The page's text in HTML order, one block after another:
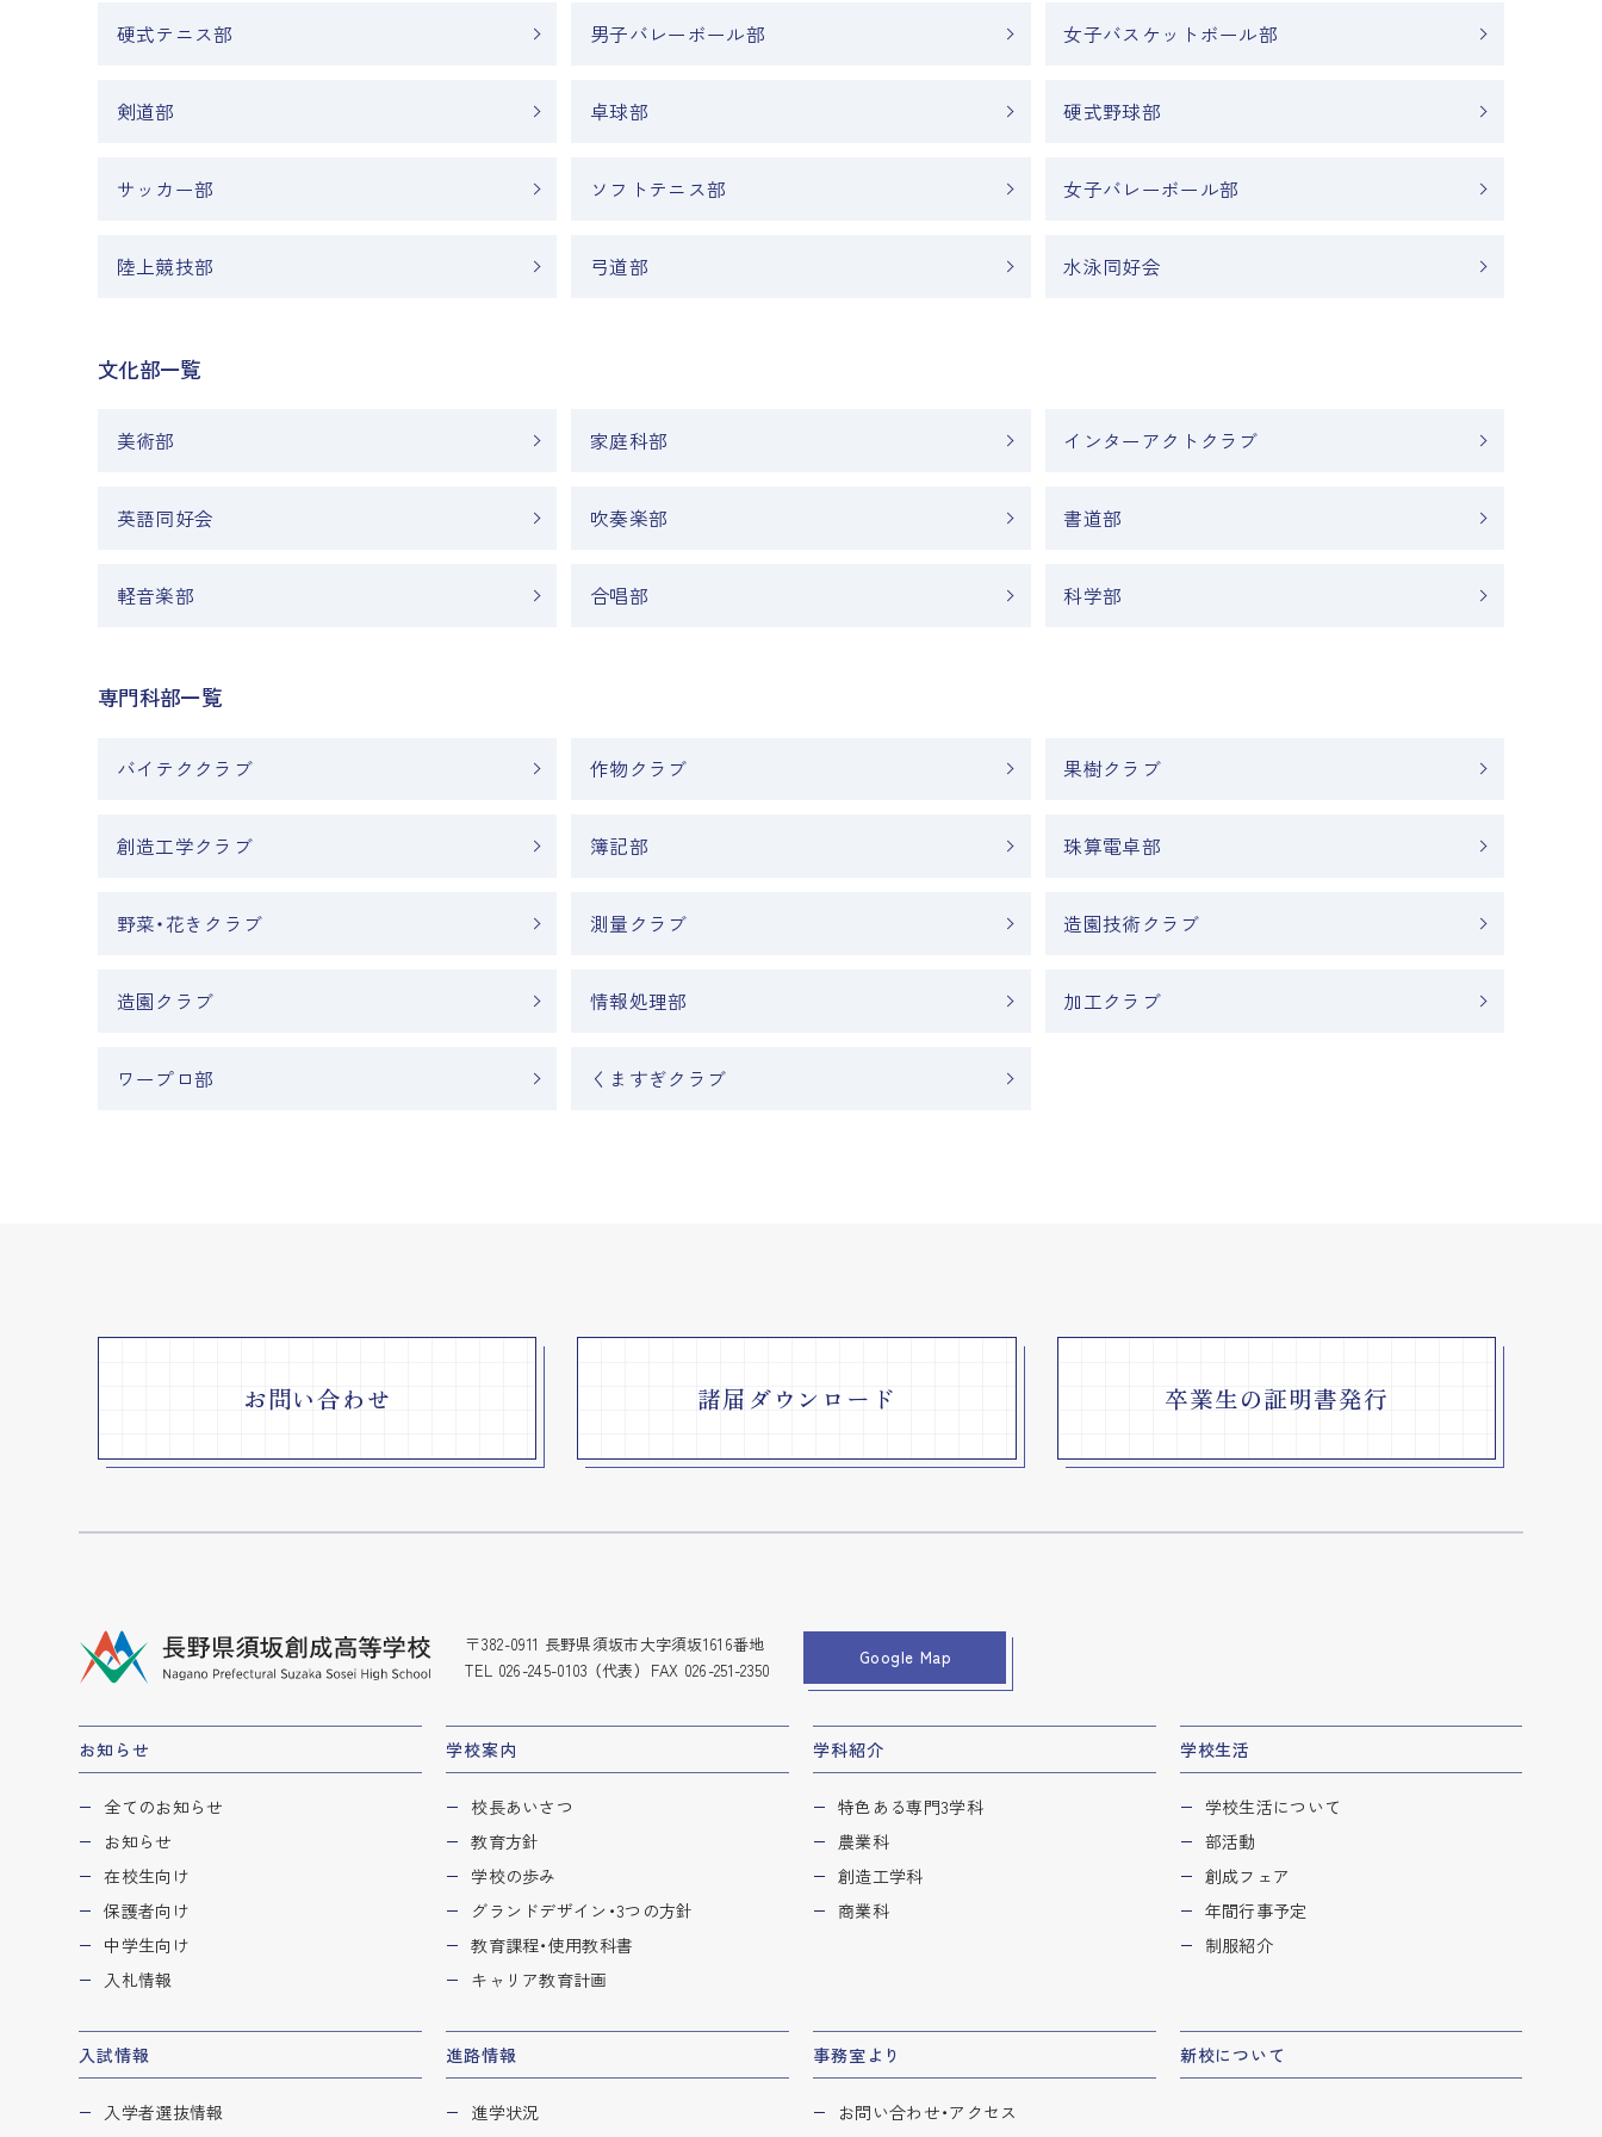
硬式テニス部 男子バレーボール部 女子バスケットボール部
剣道部 卓球部 硬式野球部
サッカー部 ソフトテニス部 女子バレーボール部
陸上競技部 弓道部 水泳同好会
文化部一覧
美術部 家庭科部 インターアクトクラブ
英語同好会 吹奏楽部 書道部
軽音楽部 合唱部 科学部
専門科部一覧
バイテククラブ 作物クラブ 果樹クラブ
創造工学クラブ 簿記部 珠算電卓部
野菜・花きクラブ 測量クラブ 造園技術クラブ
造園クラブ 情報処理部 加工クラブ
ワープロ部 くますぎクラブ
お問い合わせ 諸届ダウンロード 卒業生の証明書発行
〒382-0911 長野県須坂市大字須坂1616番地
TEL 026-245-0103 （代表） FAX 026-251-2350
Google Map
お知らせ
全てのお知らせ
お知らせ
在校生向け
保護者向け
中学生向け
入札情報
学校案内
校長あいさつ
教育方針
学校の歩み
グランドデザイン・3つの方針
教育課程・使用教科書
キャリア教育計画
学科紹介
特色ある専門3学科
農業科
創造工学科
商業科
学校生活
学校生活について
部活動
創成フェア
年間行事予定
制服紹介
入試情報
入学者選抜情報
進路情報
進学状況
事務室より
お問い合わせ・アクセス
新校について